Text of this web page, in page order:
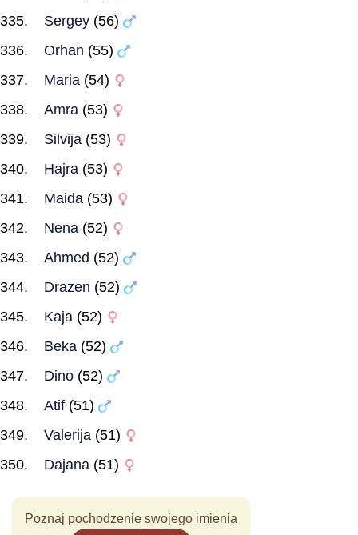
Sergey (56)
Orhan (55)
Maria (54)
Amra (53)
Silvija (53)
Hajra (53)
Maida (53)
Nena (52)
Ahmed (52)
Drazen (52)
Kaja (52)
Beka (52)
Dino (52)
Atif (51)
Valerija (51)
Dajana (51)
Poznaj pochodzenie swojego imienia